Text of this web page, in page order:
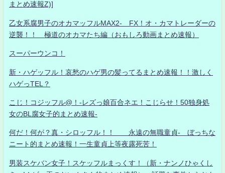
まとめ速報Z)]
乙女系腐男子のオカマッフルMAX2- FX！オ・カマトレーダーの
逆襲！！ 極道のオカマたち編（おもしろ動画まとめ速報）
スーパーウンコ！
新・ハゲッフル！哀愁のハゲ男の髪ってるまとめ速報！！激しく
ハゲっTEL？
こじ！コジッフル@！-レズっ娘百合ネエ！こじらせ！50独身処
女のBL腐女子的まとめ速報-
何だ！何が？真・シロッフル！！ 永遠の無職童貞- ぼっちな
ニート的まとめ速報！一生童貞上等夜露死苦！
男装スケバン女子！スケッフルまっくす！（新・ナンノひゃくし